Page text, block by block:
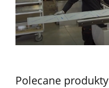
Polecane produkty